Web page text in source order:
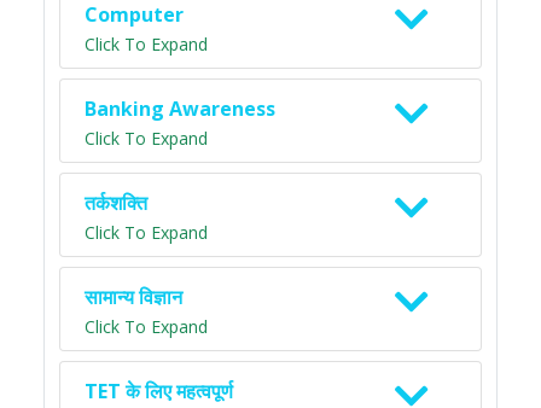
Computer
Click To Expand
Banking Awareness
Click To Expand
तर्कशक्ति
Click To Expand
सामान्य विज्ञान
Click To Expand
TET के लिए महत्वपूर्ण